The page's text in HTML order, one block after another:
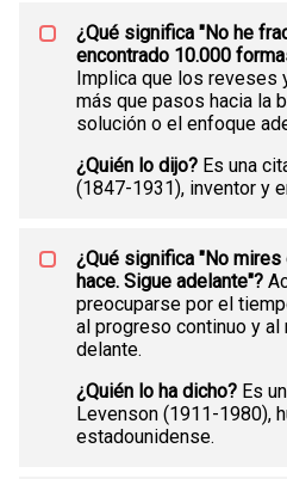
¿Qué significa "No he
encontrado 10.000
Implica que los reveses
más que pasos hacia la
solución o el enfoque
¿Quién lo dijo? Es una
(1847-1931), inventor y
¿Qué significa "No
hace. Sigue adelante"?
preocuparse por el
al progreso continuo y al
delante.
¿Quién lo ha dicho? Es
Levenson (1911-1980),
estadounidense.